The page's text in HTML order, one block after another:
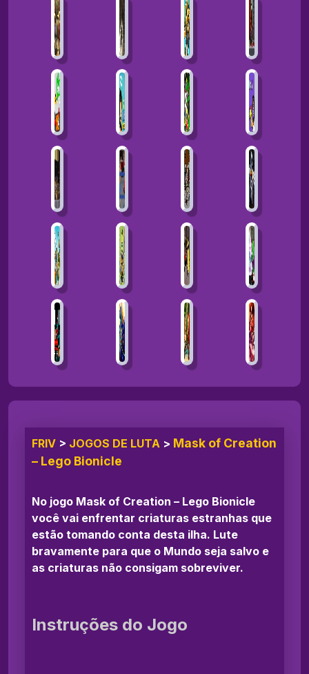
FRIV > JOGOS DE LUTA > Mask of Creation
– Lego Bionicle
No jogo Mask of Creation – Lego Bionicle
você vai enfrentar criaturas estranhas que
estão tomando conta desta ilha. Lute
bravamente para que o Mundo seja salvo e
as criaturas não consigam sobreviver.
Instruções do Jogo